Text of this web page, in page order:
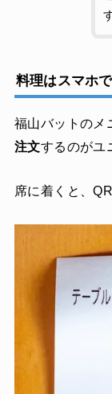
料理はスマホ
福山バットのメ
注文するのがユ
席に着くと、